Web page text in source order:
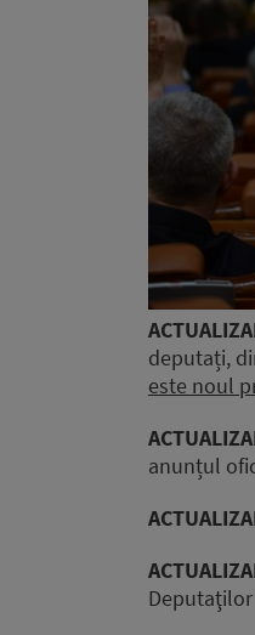
deputați,
este noul
anunțul
Deputaţilor